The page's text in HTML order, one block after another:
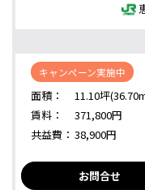
キャンペーン実施中
面積：
11.10坪
賃料：
371,800円
共益費： 38,900円
お問合せ